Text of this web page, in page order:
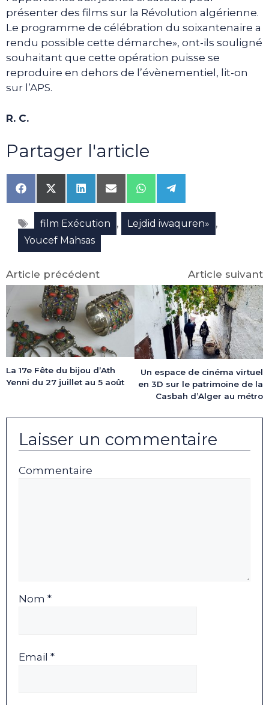
présenter des films sur la Révolution algérienne.
Le programme de célébration du soixantenaire a
rendu possible cette démarche», ont-ils souligné
souhaitant que cette opération puisse se
reproduire en dehors de l’évènementiel, lit-on
sur l’APS.
R. C.
Partager l'article
Share
on
Facebook
Share
on
X
(Twitter)
Share
on
LinkedIn
Share
on
Email
Share
on
WhatsApp
Share
on
Telegram
Étiquettes
film Exécution , Lejdid iwaquren» ,
Youcef Mahsas
Article précédent
La 17e Fête du bijou d’Ath
Yenni du 27 juillet au 5 août
Article suivant
Un espace de cinéma virtuel
en 3D sur le patrimoine de la
Casbah d’Alger au métro
Laisser un commentaire
Commentaire
Nom *
Email *